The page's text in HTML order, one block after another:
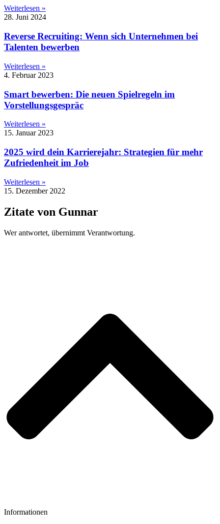
Weiterlesen »
28. Juni 2024
Reverse Recruiting: Wenn sich Unternehmen bei
Talenten bewerben
Weiterlesen »
4. Februar 2023
Smart bewerben: Die neuen Spielregeln im
Vorstellungsgespräc
Weiterlesen »
15. Januar 2023
2025 wird dein Karrierejahr: Strategien für mehr
Zufriedenheit im Job
Weiterlesen »
15. Dezember 2022
Zitate von Gunnar
Wer antwortet, übernimmt Verantwortung.
Informationen